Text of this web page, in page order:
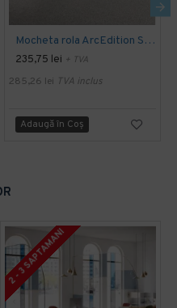
Mocheta rola ArcEdition SIRIOUS AB
235,75 lei + TVA
285,26 lei TVA inclus
Adaugă în Coş
2 - 3 SAPTAMANI